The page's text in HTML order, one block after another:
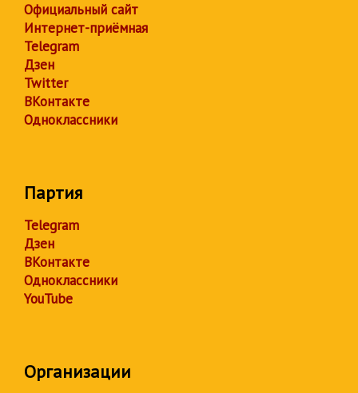
Официальный сайт
Интернет-приёмная
Telegram
Дзен
Twitter
ВКонтакте
Одноклассники
Партия
Telegram
Дзен
ВКонтакте
Одноклассники
YouTube
Организации